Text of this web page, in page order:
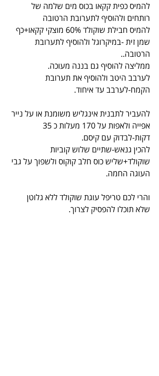
להמיס כפית קקאו בכוס מים שלמה של
רותחים ולהוסיף לתערובת הרטובה
להמיס חבילת שוקולד 60% מוצקי קקאו+כף
שמן זית -במיקרוגל ולהוסיף לתערובת
הרטובה..
ממליצה להוסיף גם בננה מעוכה.
לערבב היטב ולהוסיף את תערובת
הקמח-לערבב עד איחוד.
להעביר לתבנית אינגליש משומנת או על נייר
דקות-לבדוק עם קיסם.
להכין גנאש-שתיים שלוש קוביות
שוקולד+שליש כוס חלב קוקוס ולשפוך על גבי
העוגה החמה.
והרי לכם טריפל עוגת שוקולד ללא גלוטן
שלא תוכלו להפסיק לצרוך.